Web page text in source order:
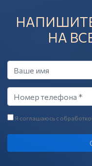
НА
Я соглашаюсь с